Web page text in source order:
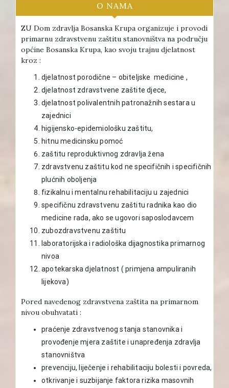
O NAMA
ZU Dom zdravlja Bosanska Krupa organizuje i provodi
primarnu zdravstvenu zaštitu stanovništva na području
općine Bosanska Krupa, kao svoju trajnu djelatnost
kroz :
djelatnost porodične – obiteljske medicine ,
djelatnost zdravstvene zaštite djece,
djelatnost polivalentnih patronažnih sestara u
zajednici
higijensko-epidemiološku zaštitu,
hitnu medicinsku pomoć
zaštitu reproduktivnog zdravlja žena
zdravstvenu zaštitu kod ne specifičnih i specifičnih
plućnih oboljenja
fizikalnu i mentalnu rehabilitaciju u zajednici
specifičnu zdravstvenu zaštitu radnika kao dio
medicine rada, ako se ugovori saposlodavcem
zubozdravstvenu zaštitu
laboratorijska i radiološka dijagnostika primarnog
nivoa
apotekarska djelatnost ( primjena ampuliranih
lijekova)
Pored navedenog zdravstvena zaštita na primarnom
nivou obuhvatati :
praćenje zdravstvenog stanja stanovnika i
provođenje mjera zaštite i unapređenja zdravlja
stanovništva
prevenciju, liječenje i rehabilitaciju bolesti i povreda,
otkrivanje i suzbijanje faktora rizika masovnih